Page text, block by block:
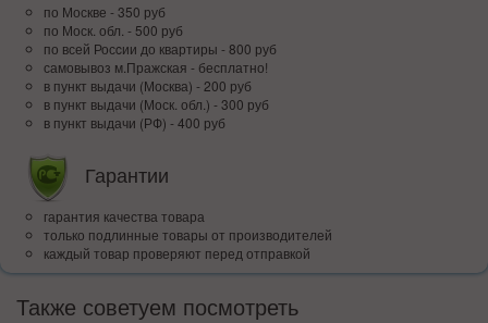
по Москве - 350 руб
по Моск. обл. - 500 руб
по всей Росcии до квартиры - 800 руб
самовывоз м.Пражская - бесплатно!
в пункт выдачи (Москва) - 200 руб
в пункт выдачи (Моск. обл.) - 300 руб
в пункт выдачи (РФ) - 400 руб
Гарантии
гарантия качества товара
только подлинные товары от производителей
каждый товар проверяют перед отправкой
Также советуем посмотреть